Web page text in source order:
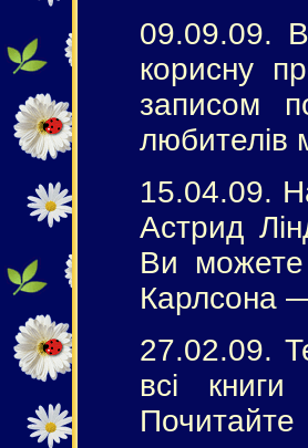
09.09.09.
корисну
записом
любителів
15.04.09.
Астрид
Ви можете
Карлсона
27.02.09.
всі